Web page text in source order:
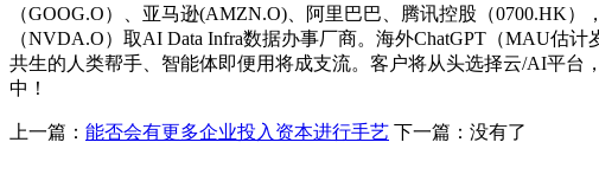
（GOOG.O）、亚马逊(AMZN.O)、阿里巴巴、腾讯控股（0700.HK
（NVDA.O）取AI Data Infra数据办事厂商。海外ChatGPT（MAU估
共生的人类帮手、智能体即便用将成支流。客户将从头选择云/AI平台
中！
上一篇： 能否会有更多企业投入资本进行手艺 下一篇：没有了